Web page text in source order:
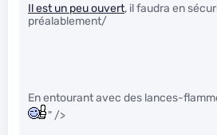
Il est un peu ouvert, il faudra en
préalablement/
En entourant avec des lances-
" />